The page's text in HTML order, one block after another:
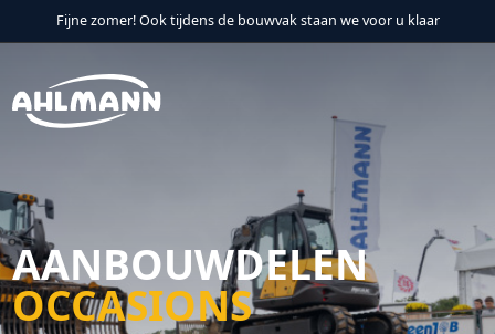
Verder naar navigatie
Ga naar hoofdinhoud
FooterFijne zomer! Ook tijdens de bouwvak staan we voor u klaar
AANBOUWDELEN
OCCASIONS